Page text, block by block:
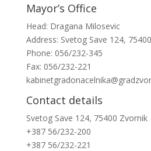
Mayor’s Office
Head: Dragana Milosevic
Address: Svetog Save 124,
Phone: 056/232-345
Fax: 056/232-221
Contact details
Svetog Save 124, 75400 Zvornik
+387 56/232-200
+387 56/232-221